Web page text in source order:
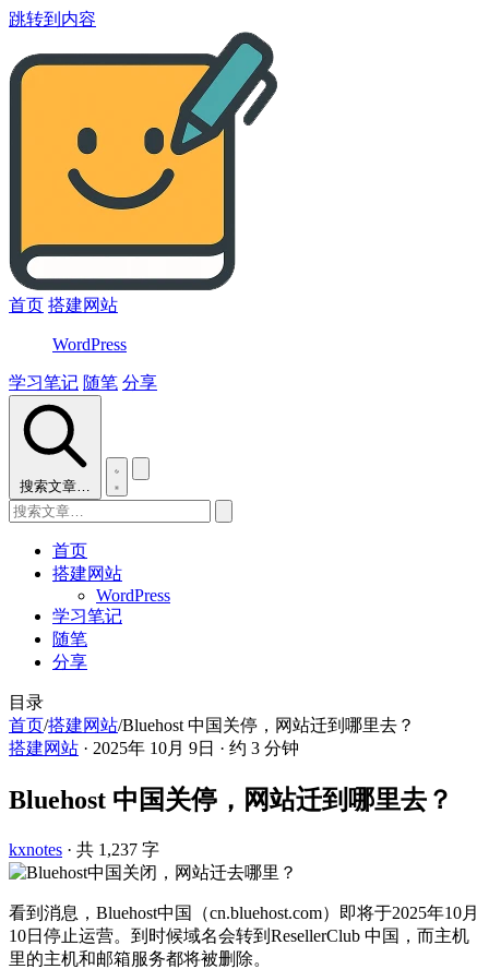
跳转到内容
首页 搭建网站
WordPress
学习笔记 随笔 分享
搜索文章…
首页
搭建网站
WordPress
学习笔记
随笔
分享
目录
首页/搭建网站/Bluehost 中国关停，网站迁到哪里去？
搭建网站 · 2025年 10月 9日 · 约 3 分钟
Bluehost 中国关停，网站迁到哪里去？
kxnotes · 共 1,237 字
看到消息，Bluehost中国（cn.bluehost.com）即将于2025年10月
10日停止运营。到时候域名会转到ResellerClub 中国，而主机
里的主机和邮箱服务都将被删除。